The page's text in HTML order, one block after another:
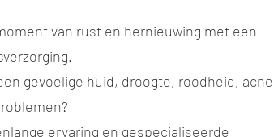
van rust en hernieuwing met een
gevoelige huid, droogte, roodheid, acne
ervaring en gespecialiseerde